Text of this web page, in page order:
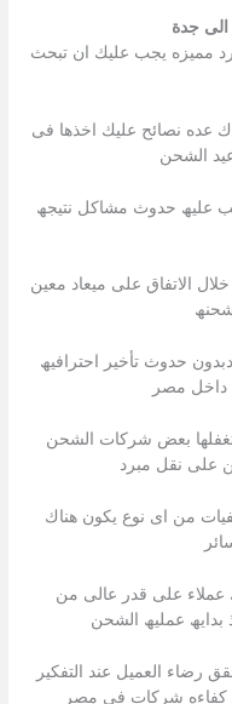
جدة
ممیزه یجب علیك ان تبحث
عده نصائح علیك اخذھا فى
الشحن
علیھ حدوث مشاكل نتیجھ
الاتفاق على میعاد معین
حدوث تأخیر احترافیھ
داخل مصر
بعض شركات الشحن
على نقل مبرد
من اى نوع یكون ھناك
عملاء على قدر عالى من
بدایھ عملیھ الشحن
رضاء العمیل عند التفكیر
كفاءه شركات فى مصر